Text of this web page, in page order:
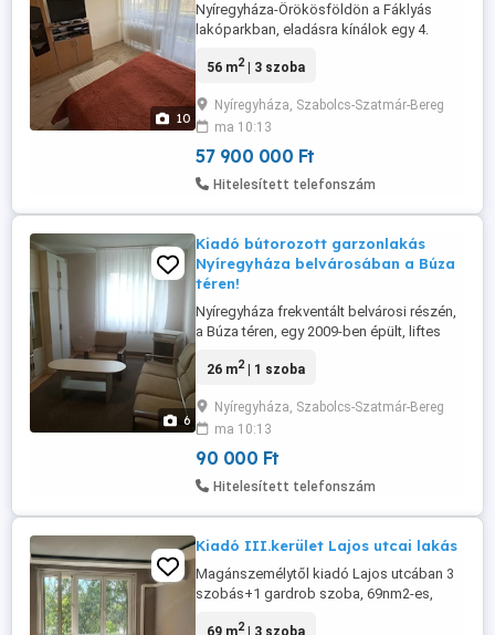
10
Nyíregyháza-Örökösföldön a Fáklyás
lakóparkban, eladásra kínálok egy 4.
szobás, erkélyes, 2009-es építésű, tégla (
állapotú lakást! Az ingatlan jellemzői: -
Nyíregyháza-Örökösföld kedvelt részén
található. - A szobák külön ...
56 m2| 3 szoba
Nyíregyháza, Szabolcs-Szatmár-Bereg
ma 10:13
57 900 000 Ft
Hitelesített telefonszám
6
Kiadó bútorozott garzonlakás
Nyíregyháza belvárosában a Búza
téren!
Nyíregyháza frekventált belvárosi részén,
a Búza téren, egy 2009-ben épült, liftes
szobás, világos, keleti fekvésű
gépesített, így akár csak a személyes
holmiját kell hoznia új bérlőjének. A lakás
főbb jellemzői: 1 szobás ...
26 m2| 1 szoba
Nyíregyháza, Szabolcs-Szatmár-Bereg
ma 10:13
90 000 Ft
Hitelesített telefonszám
Kiadó III.kerület Lajos utcai lakás
Magánszemélytől kiadó Lajos utcában 3
szobás+1 gardrob szoba, 69nm2-es,
2